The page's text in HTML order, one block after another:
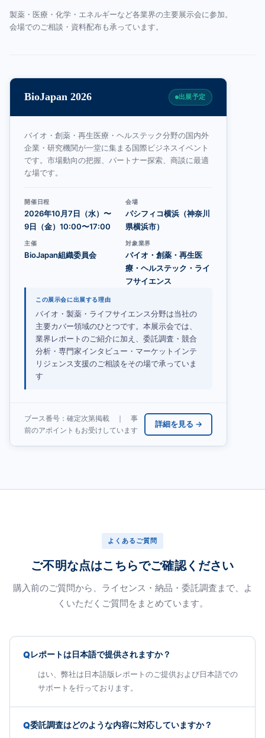
製薬・医療・化学・エネルギーなど各業界の主要展示会に参加。
会場でのご相談・資料配布も承っています。
BioJapan 2026 出展予定
バイオ・創薬・再生医療・ヘルステック分野の国内外
企業・研究機関が一堂に集まる国際ビジネスイベント
です。市場動向の把握、パートナー探索、商談に最適
な場です。
開催日程
2026年10月7日（水）〜
9日（金）10:00〜17:00
会場
パシフィコ横浜（神奈川
県横浜市）
主催
BioJapan組織委員会
対象業界
バイオ・創薬・再生医
療・ヘルステック・ライ
フサイエンス
この展示会に出展する理由
バイオ・製薬・ライフサイエンス分野は当社の
主要カバー領域のひとつです。本展示会では、
業界レポートのご紹介に加え、委託調査・競合
分析・専門家インタビュー・マーケットインテ
リジェンス支援のご相談をその場で承っていま
す
ブース番号：確定次第掲載 ｜ 事
前のアポイントもお受けしています
詳細を見る →
よくあるご質問
ご不明な点はこちらでご確認ください
購入前のご質問から、ライセンス・納品・委託調査まで、よ
くいただくご質問をまとめています。
Qレポートは日本語で提供されますか？
はい、弊社は日本語版レポートのご提供および日本語での
サポートを行っております。
Q委託調査はどのような内容に対応していますか？